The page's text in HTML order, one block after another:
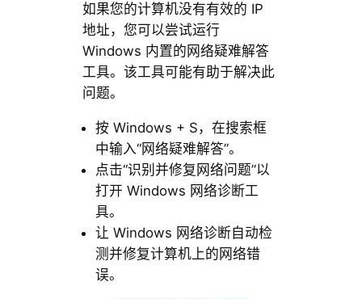
如果您的计算机没有有效的 IP
地址，您可以尝试运行
Windows 内置的网络疑难解答
工具。该工具可能有助于解决此
问题。
按 Windows + S，在搜索框
中输入“网络疑难解答”。
点击“识别并修复网络问题”以
打开 Windows 网络诊断工
具。
让 Windows 网络诊断自动检
测并修复计算机上的网络错
误。